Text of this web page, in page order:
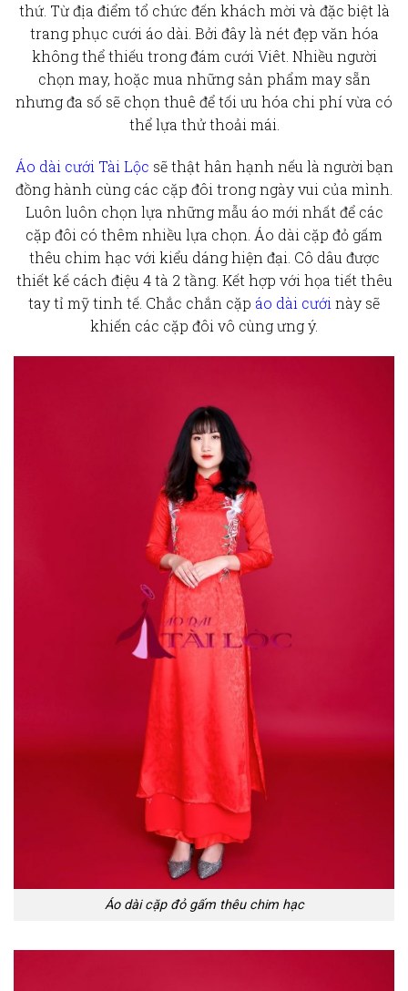
thứ. Từ địa điểm tổ chức đến khách mời và đặc biệt là
trang phục cưới áo dài. Bởi đây là nét đẹp văn hóa
không thể thiếu trong đám cưới Viêt. Nhiều người
chọn may, hoặc mua những sản phẩm may sẵn
nhưng đa số sẽ chọn thuê để tối ưu hóa chi phí vừa có
thể lựa thử thoải mái.
Áo dài cưới Tài Lộc sẽ thật hân hạnh nếu là người bạn
đồng hành cùng các cặp đôi trong ngày vui của mình.
Luôn luôn chọn lựa những mẫu áo mới nhất để các
cặp đôi có thêm nhiều lựa chọn. Áo dài cặp đỏ gấm
thêu chim hạc với kiểu dáng hiện đại. Cô dâu được
thiết kế cách điệu 4 tà 2 tầng. Kết hợp với họa tiết thêu
tay tỉ mỹ tinh tế. Chắc chắn cặp áo dài cưới này sẽ
khiến các cặp đôi vô cùng ưng ý.
Áo dài cặp đỏ gấm thêu chim hạc